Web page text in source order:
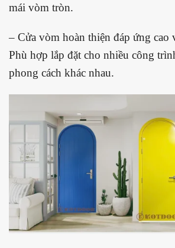
mái vòm tròn.
– Cửa vòm hoàn thiện đáp ứng cao
Phù hợp lắp đặt cho nhiều công
phong cách khác nhau.